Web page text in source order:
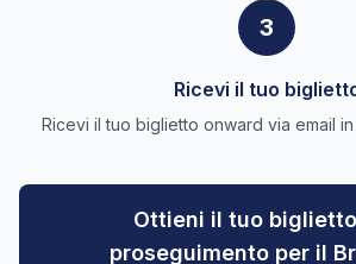
3
Ricevi il tuo
Ricevi il tuo biglietto onward via email in
Ottieni il tuo
proseguimento per il